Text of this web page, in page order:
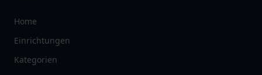
Home
Einrichtungen
Kategorien